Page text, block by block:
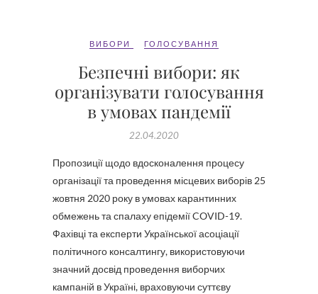
ВИБОРИ ГОЛОСУВАННЯ
Безпечні вибори: як
організувати голосування
в умовах пандемії
22.04.2020
Пропозиції щодо вдосконалення процесу
організації та проведення місцевих виборів 25
жовтня 2020 року в умовах карантинних
обмежень та спалаху епідемії COVID-19.
Фахівці та експерти Української асоціації
політичного консалтингу, використовуючи
значний досвід проведення виборчих
кампаній в Україні, враховуючи суттєву